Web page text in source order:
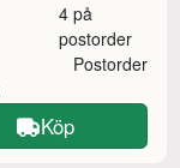
4 på
postorder
Postorder
Köp